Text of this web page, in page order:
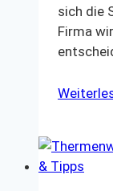
sich die
Firma